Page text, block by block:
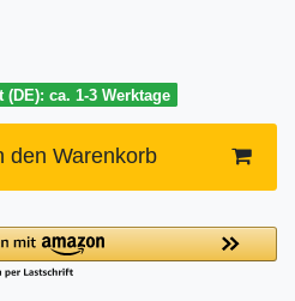
ca. 1-3 Werktage
den Warenkorb